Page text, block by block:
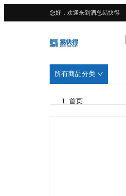
您好，欢迎来到酒总易快得
所有商品分类
首页